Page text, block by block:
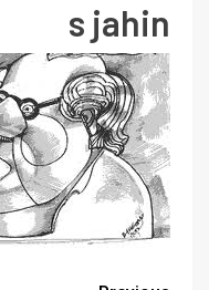
s jahin